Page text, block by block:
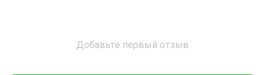
Добавьте первый отзыв